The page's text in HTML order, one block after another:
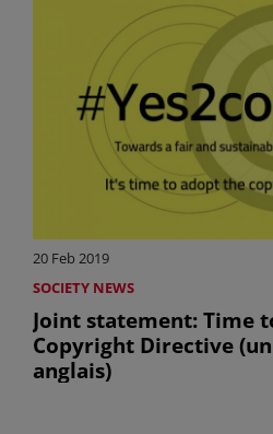
20 Feb 2019
SOCIETY NEWS
Joint statement: Time
Copyright Directive
anglais)